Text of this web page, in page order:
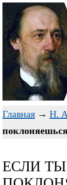
Главная → Н.
ЕСЛИ